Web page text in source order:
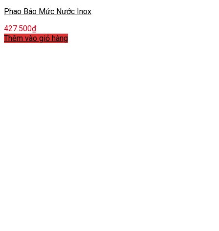
Phao Báo Mức Nước Inox
427.500₫
Thêm vào giỏ hàng